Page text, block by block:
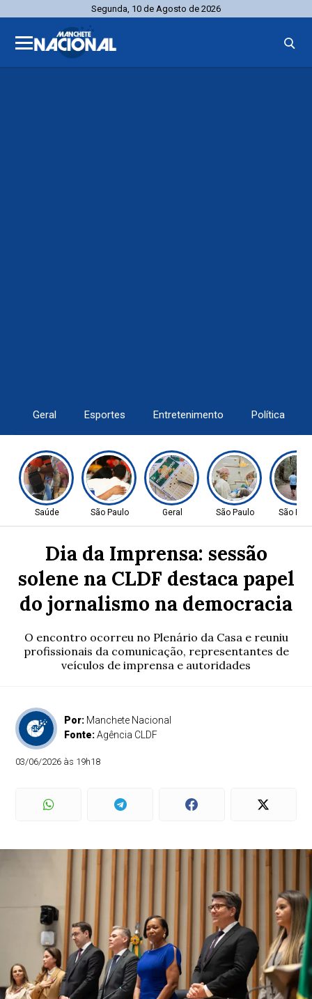
Segunda, 10 de Agosto de 2026
Geral Esportes Entretenimento Política
Saúde São Paulo Geral São Paulo São
Dia da Imprensa: sessão
solene na CLDF destaca papel
do jornalismo na democracia
O encontro ocorreu no Plenário da Casa e reuniu
profissionais da comunicação, representantes de
veículos de imprensa e autoridades
Por: Manchete Nacional
Fonte:Agência CLDF
03/06/2026 às 19h18